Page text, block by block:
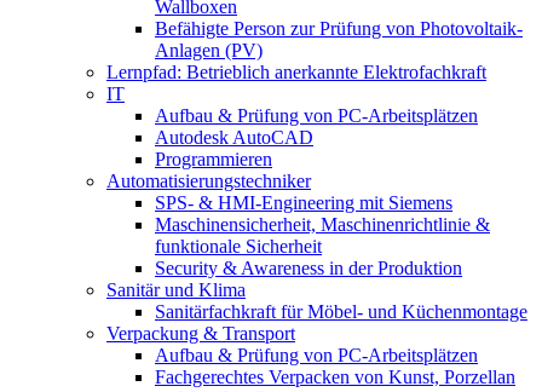
Wallboxen
Befähigte Person zur Prüfung von Photovoltaik-
Anlagen (PV)
Lernpfad: Betrieblich anerkannte Elektrofachkraft
IT
Aufbau & Prüfung von PC-Arbeitsplätzen
Autodesk AutoCAD
Programmieren
Automatisierungstechniker
SPS‑ & HMI‑Engineering mit Siemens
Maschinensicherheit, Maschinenrichtlinie &
funktionale Sicherheit
Security & Awareness in der Produktion
Sanitär und Klima
Sanitärfachkraft für Möbel- und Küchenmontage
Verpackung & Transport
Aufbau & Prüfung von PC-Arbeitsplätzen
Fachgerechtes Verpacken von Kunst, Porzellan